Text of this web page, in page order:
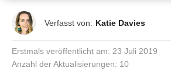
Verfasst von: Katie Davies
Erstmals veröffentlicht am: 23 Juli 2019
Anzahl der Aktualisierungen: 10